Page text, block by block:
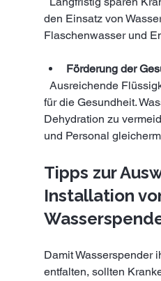
den Einsatz von
Flaschenwasser und
Förderung der
für die Gesundheit.
Dehydration zu
und Personal
Tipps zur
Installation
Damit Wasserspender
entfalten, sollten